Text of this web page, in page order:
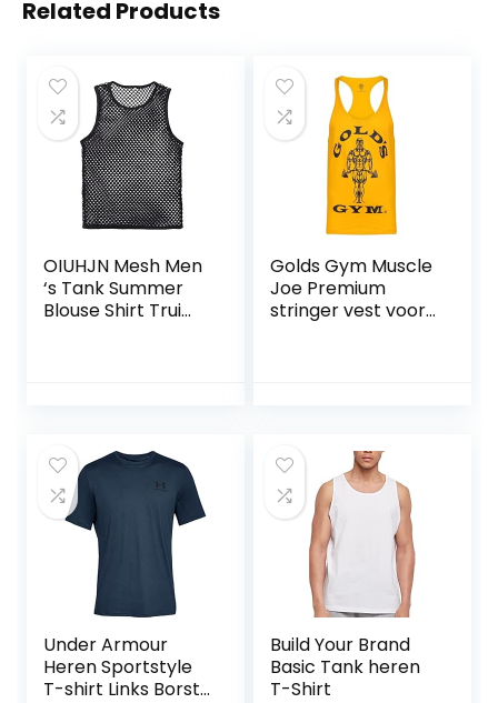
Related Products
OIUHJN Mesh Men
‘s Tank Summer
Blouse Shirt Trui
Golds Gym Muscle
Joe Premium
stringer vest voor
Under Armour
Heren Sportstyle
T-shirt Links Borst
Build Your Brand
Basic Tank heren
T-Shirt